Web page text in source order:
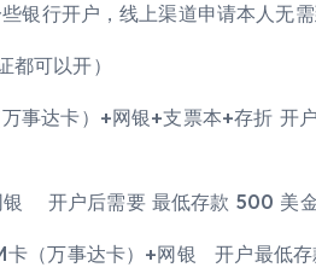
银行开户，线上渠道申请本人无需
可以开）
事达卡）+网银+支票本+存折 开
开户后需要 最低存款 500 美
（万事达卡）+网银 开户最低